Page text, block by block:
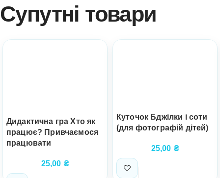
Супутні товари
Дидактична гра Хто як
працює? Привчаємося
працювати
25,00 ₴
Куточок Бджілки і соти
(для фотографій дітей)
25,00 ₴